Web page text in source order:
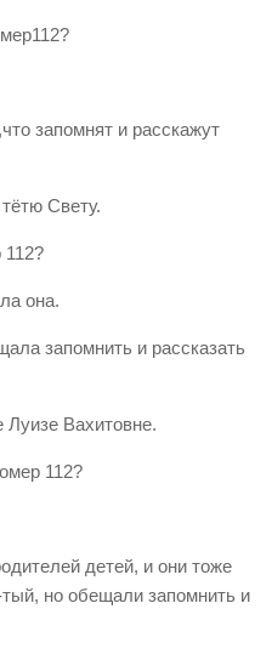
запомнят и расскажут
Свету.
112?
она.
запомнить и рассказать
Вахитовне.
112?
детей, и они тоже
тый, но обещали запомнить и